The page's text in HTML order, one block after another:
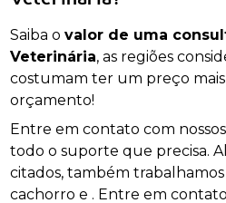
Saiba ovalor de uma
Veterinária, as regiões
costumam ter um preço
orçamento!
Entre em contato com
todo o suporte que precisa.
citados, também
cachorro e . Entre em